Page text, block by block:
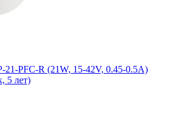
21-PFC-R (21W, 15-42V, 0.45-0.5A)
5 лет)